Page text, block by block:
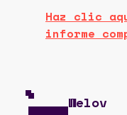
Haz clic
informe
Welov